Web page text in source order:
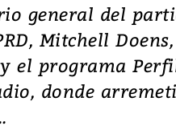
general del
Mitchell Doens,
el programa
donde
Lula lanza su
candidatura con
de
defensa,
raras